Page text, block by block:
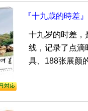
『十九歳的時差』
十九岁的时差，
线，记录了点滴
具、188张展颜